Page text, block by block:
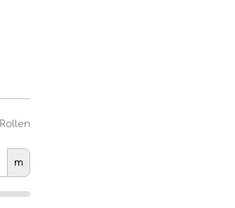
Rollen
m